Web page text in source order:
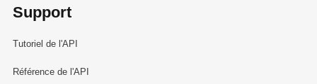
Support
Tutoriel de l'API
Référence de l'API